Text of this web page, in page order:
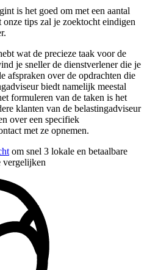
is het goed om met een aantal
tips zal je zoektocht eindigen
wat de precieze taak voor de
je sneller de dienstverlener die je
afspraken over de opdrachten die
biedt namelijk meestal
formuleren van de taken is het
klanten van de belastingadviseur
over een specifiek
met ze opnemen.
om snel 3 lokale en betaalbare
vergelijken